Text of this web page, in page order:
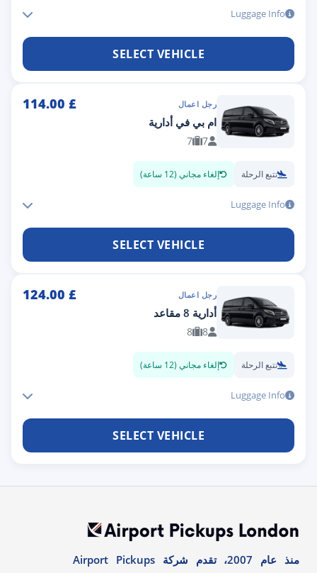
Luggage Info
SELECT VEHICLE
رجل اعمال £
114.00
ام بي في أدارية
7
7
تتبع الرحلة إلغاء مجاني (12 ساعة)
Luggage Info
SELECT VEHICLE
رجل اعمال £
124.00
أدارية 8 مقاعد
8
8
تتبع الرحلة إلغاء مجاني (12 ساعة)
Luggage Info
SELECT VEHICLE
منذ عام 2007، تقدم شركة Airport Pickups